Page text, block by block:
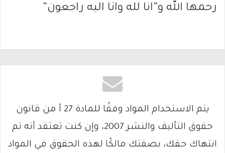
رحمها الله و”انا لله وانا اليه راجعون”
يتم الاستخدام المواد وفقًا للمادة 27 أ من قانون
حقوق التأليف والنشر 2007، وإن كنت تعتقد أنه تم
انتهاك حقك، بصفتك مالكًا لهذه الحقوق في المواد